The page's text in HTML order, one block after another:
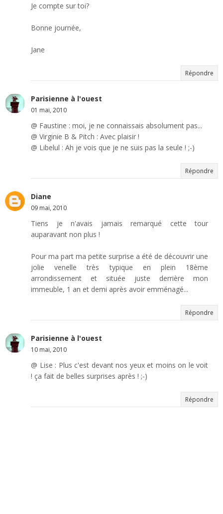
Je compte sur toi?
Bonne journée,
Jane
Répondre
Parisienne à l'ouest
01 mai, 2010
@ Faustine : moi, je ne connaissais absolument pas...
@ Virginie B & Pitch : Avec plaisir !
@ Libelul : Ah je vois que je ne suis pas la seule ! ;-)
Répondre
Diane
09 mai, 2010
Tiens je n'avais jamais remarqué cette tour
auparavant non plus !
Pour ma part ma petite surprise a été de découvrir une
jolie venelle très typique en plein 18ème
arrondissement et située juste derrière mon
immeuble, 1 an et demi après avoir emménagé...
Répondre
Parisienne à l'ouest
10 mai, 2010
@ Lise : Plus c'est devant nos yeux et moins on le voit
! ça fait de belles surprises après ! ;-)
Répondre